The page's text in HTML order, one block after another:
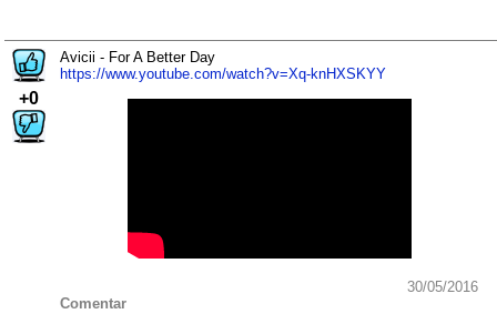
+0
Avicii - For A Better Day
https://www.youtube.com/watch?v=Xq-knHXSKYY
30/05/2016
Comentar